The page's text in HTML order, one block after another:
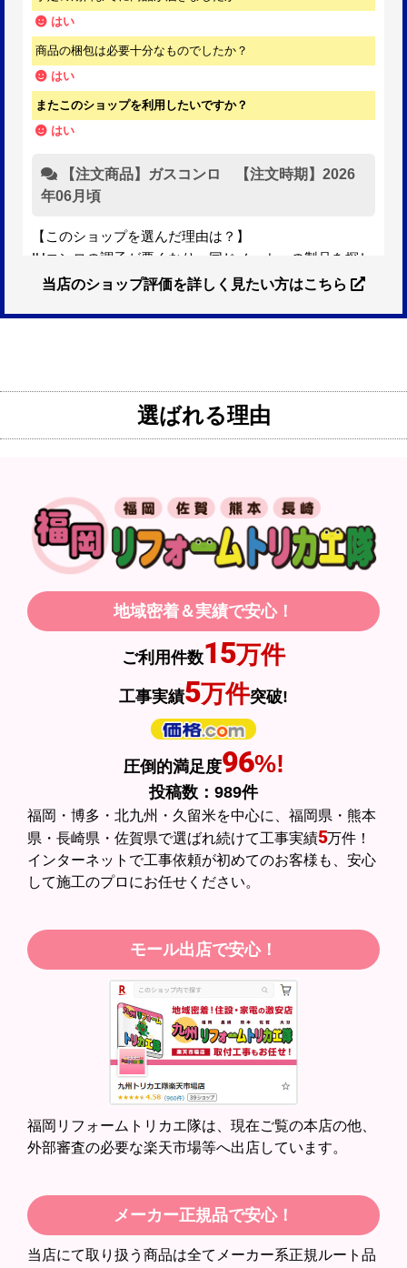
はい
商品の梱包は必要十分なものでしたか？
はい
またこのショップを利用したいですか？
はい
【注文商品】ガスコンロ 【注文時期】2026
年06月頃
【このショップを選んだ理由は？】
IHコンロの調子が悪くなり、同じメーカーの製品を探し
ていました。ただ、3口から2口のものへ変更を考えてお
品によっては割高になるとのことで3口を進められまし
望した製品が量販店よりかなり安い価格であったので購
入いたしました。
【その他感想・コメント】
製品価格もですが、設置や保証なども充実しているの
で、今後も頼りになるショップの一つです。
2026年7月3日 19:01
欲しい商品をスムーズに注文できましたか？
ショップからの連絡や対応は適切でしたか？
予定の期日までに商品が届きましたか？
はい
商品の梱包は必要十分なものでしたか？
はい
はい
【注文商品】エアコン・クーラー 【注文時
期】2026年05月頃（モバイルから）
【このショップを選んだ理由は？】
近隣のショップでしっかりやってくれそうだったから！
【注文からどのくらいで届きましたか？】
【その他感想・コメント】
2026年6月30日 23:50
欲しい商品をスムーズに注文できましたか？
当店のショップ評価を詳しく見たい方はこちら
選ばれる理由
地域密着＆実績で安心！
ご利用件数15万件
工事実績5万件突破!
圧倒的満足度96%!
投稿数： 989件
福岡・博多・北九州・久留米を中心に、福岡県・熊本
県・長崎県・佐賀県で選ばれ続けて工事実績5万件！
インターネットで工事依頼が初めてのお客様も、安心
して施工のプロにお任せください。
モール出店で安心！
福岡リフォームトリカエ隊は、現在ご覧の本店の他、
外部審査の必要な楽天市場等へ出店しています。
メーカー正規品で安心！
当店にて取り扱う商品は全てメーカー系正規ルート品